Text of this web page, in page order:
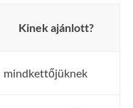
Kinek ajánlott?
mindkettőjüknek